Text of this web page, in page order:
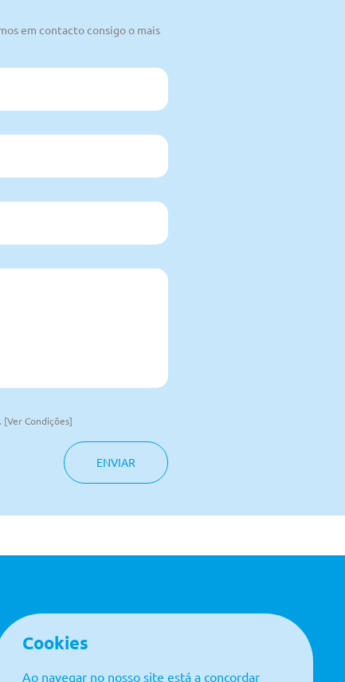
em contacto consigo o mais
[Ver Condições]
ENVIAR
LINKS ÚTEIS
Contactos
Cookies
Ao navegar no nosso site está a concordar